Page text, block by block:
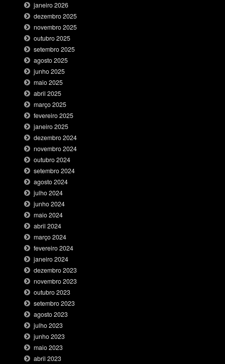
janeiro 2026
dezembro 2025
novembro 2025
outubro 2025
setembro 2025
agosto 2025
junho 2025
maio 2025
abril 2025
março 2025
fevereiro 2025
janeiro 2025
dezembro 2024
novembro 2024
outubro 2024
setembro 2024
agosto 2024
julho 2024
junho 2024
maio 2024
abril 2024
março 2024
fevereiro 2024
janeiro 2024
dezembro 2023
novembro 2023
outubro 2023
setembro 2023
agosto 2023
julho 2023
junho 2023
maio 2023
abril 2023